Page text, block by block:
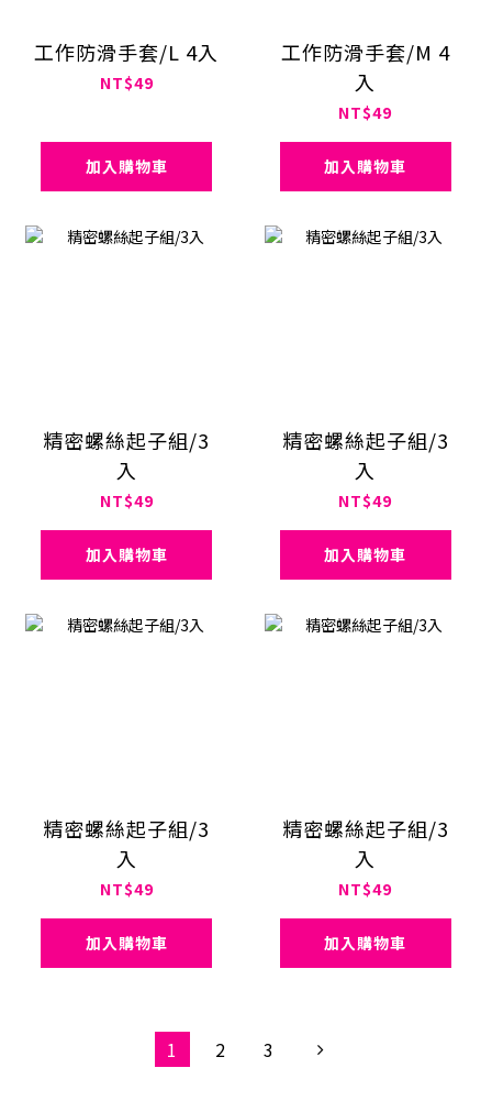
工作防滑手套/L 4入
NT$49
加入購物車
工作防滑手套/M 4
入
NT$49
加入購物車
精密螺絲起子組/3
入
NT$49
加入購物車
精密螺絲起子組/3
入
NT$49
加入購物車
精密螺絲起子組/3
入
NT$49
加入購物車
精密螺絲起子組/3
入
NT$49
加入購物車
1 2 3